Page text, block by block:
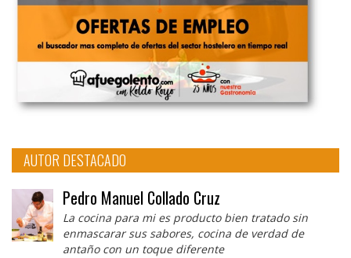
AUTOR DESTACADO
Pedro Manuel Collado Cruz
La cocina para mi es producto bien tratado sin
enmascarar sus sabores, cocina de verdad de
antaño con un toque diferente